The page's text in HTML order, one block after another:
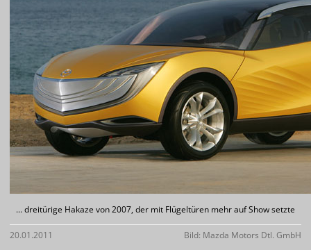
... dreitürige Hakaze von 2007, der mit Flügeltüren mehr auf Show setzte
20.01.2011 Bild: Mazda Motors Dtl. GmbH